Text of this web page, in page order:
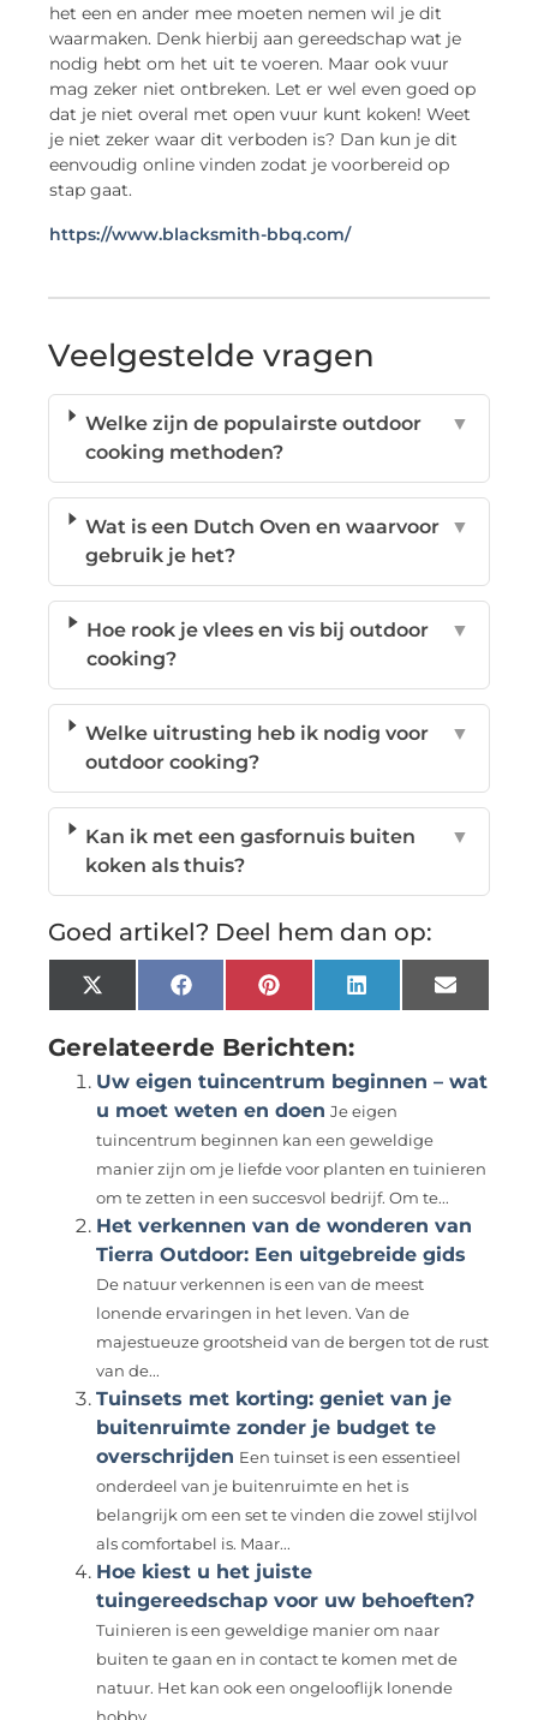
het een en ander mee moeten nemen wil je dit
waarmaken. Denk hierbij aan gereedschap wat je
nodig hebt om het uit te voeren. Maar ook vuur
mag zeker niet ontbreken. Let er wel even goed op
dat je niet overal met open vuur kunt koken! Weet
je niet zeker waar dit verboden is? Dan kun je dit
eenvoudig online vinden zodat je voorbereid op
stap gaat.
https://www.blacksmith-bbq.com/
Veelgestelde vragen
Welke zijn de populairste outdoor
cooking methoden?
▼
Wat is een Dutch Oven en waarvoor
gebruik je het?
▼
Hoe rook je vlees en vis bij outdoor
cooking?
▼
Welke uitrusting heb ik nodig voor
outdoor cooking?
▼
Kan ik met een gasfornuis buiten
koken als thuis?
▼
Goed artikel? Deel hem dan op:
X
(Twitter)
FacebookPinterestLinkedInEmail
Gerelateerde Berichten:
Uw eigen tuincentrum beginnen – wat
u moet weten en doen Je eigen
tuincentrum beginnen kan een geweldige
manier zijn om je liefde voor planten en tuinieren
om te zetten in een succesvol bedrijf. Om te...
Het verkennen van de wonderen van
Tierra Outdoor: Een uitgebreide gids
De natuur verkennen is een van de meest
lonende ervaringen in het leven. Van de
majestueuze grootsheid van de bergen tot de rust
van de...
Tuinsets met korting: geniet van je
buitenruimte zonder je budget te
overschrijden Een tuinset is een essentieel
onderdeel van je buitenruimte en het is
belangrijk om een set te vinden die zowel stijlvol
als comfortabel is. Maar...
Hoe kiest u het juiste
tuingereedschap voor uw behoeften?
Tuinieren is een geweldige manier om naar
buiten te gaan en in contact te komen met de
natuur. Het kan ook een ongelooflijk lonende